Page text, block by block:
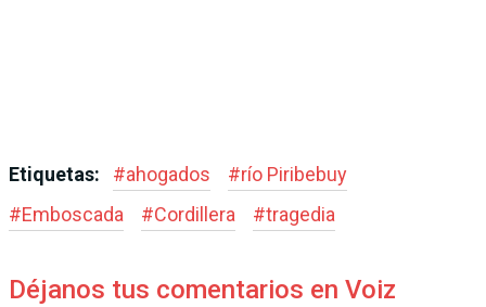
Etiquetas: #ahogados #río Piribebuy
#Emboscada #Cordillera #tragedia
Déjanos tus comentarios en Voiz